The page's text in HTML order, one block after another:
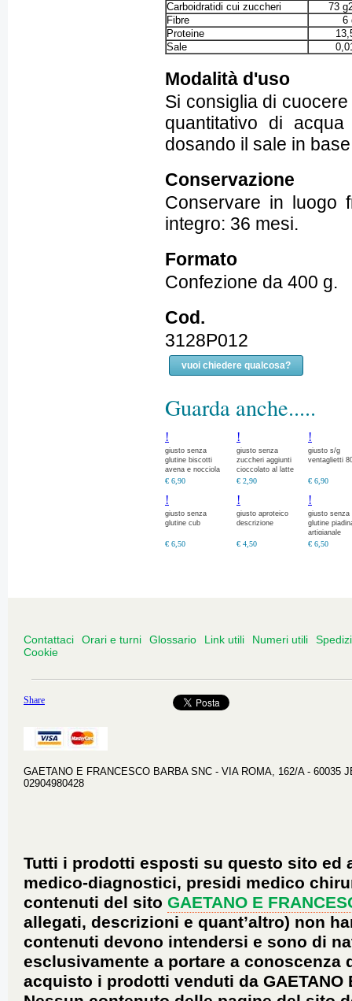
Carboidratidi cui zuccheri
73
Fibre
6
Proteine
Sale
Modalità d'uso
Si consiglia di
quantitativo di
dosando il sale in
Conservazione
Conservare in luogo
integro: 36 mesi.
Formato
Confezione da 400 g.
Cod.
3128P012
vuoi chiedere qualcosa?
Guarda anche.....
!
giusto senza
glutine biscotti
avena e nocciola
descrizione
€ 6,90
!
giusto senza
zuccheri aggiunti
cioccolato al latte
€ 2,90
!
giusto s/g
ventaglietti
€ 6,90
!
giusto senza
glutine cub
€ 6,50
!
giusto aproteico
descrizione
€ 4,50
!
giusto senza
glutine
artigianale
descrizione
€ 6,50
Contattaci Orari e turni Glossario Link utili Numeri utili
Cookie
Share
GAETANO E FRANCESCO BARBA SNC - VIA ROMA, 162/A - 60035
02904980428
Tutti i prodotti esposti su questo sito
medico-diagnostici, presidi medico
contenuti del sito GAETANO E
allegati, descrizioni e quant’altro) non
contenuti devono intendersi e sono di
esclusivamente a portare a
acquisto i prodotti venduti da GAETANO